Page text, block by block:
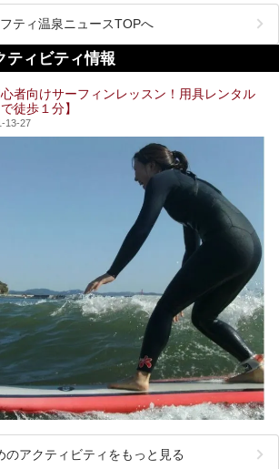
：株式会社西武・プリンスホテルズワールドワイド
事はザ・プリンス 箱根芦ノ湖のPR記事です。
めるまさに眺望自慢の日帰り温泉。
ここは全24室の「箱根 芦ノ湖畔蛸川温泉 龍宮殿」と
泊もできます。宿泊者は「龍宮殿本館」の営業時間に
朝6時からの宿泊者専用時間帯にも「龍宮殿本館」
呂が利用できます。
日帰り温泉としての「絶景日帰り温泉 龍宮殿本館
、龍宮殿本館）」と、旅館としての「箱根 芦ノ湖畔
龍宮殿（以下、龍宮殿）」の両方の魅力をたっぷ
えします！
箱根神社、九頭龍神社、白龍神社、箱根元宮と箱根の
神社に囲まれたパワースポットです。
：株式会社西武・プリンスホテルズワールドワイド
事は箱根 芦ノ湖畔蛸川温泉 龍宮殿のPR記事です。
ティ温泉ニュースTOPへ
ティビティ情報
心者向けサーフィンレッスン！用具レンタル
徒歩１分】
13-27
のアクティビティをもっと見る